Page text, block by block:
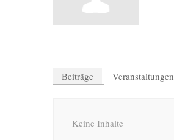
Beiträge Veranstaltungen
Keine Inhalte